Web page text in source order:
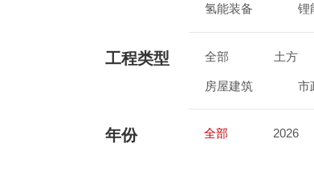
氢能装备 锂
工程类型 全部 土方
房屋建筑 市
年份 全部 2026